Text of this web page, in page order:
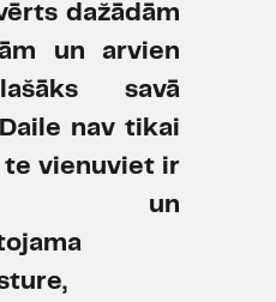
dažādām
un arvien
savā
nav tikai
vienuviet ir
un